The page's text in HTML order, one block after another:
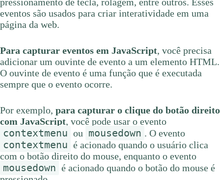
eventos são usados para criar interatividade em uma
página da web.
Para capturar eventos em JavaScript, você precisa
adicionar um ouvinte de evento a um elemento HTML.
O ouvinte de evento é uma função que é executada
sempre que o evento ocorre.
Por exemplo, para capturar o clique do botão direito
com JavaScript, você pode usar o evento
contextmenu ou mousedown . O evento
contextmenu é acionado quando o usuário clica
com o botão direito do mouse, enquanto o evento
mousedown é acionado quando o botão do mouse é